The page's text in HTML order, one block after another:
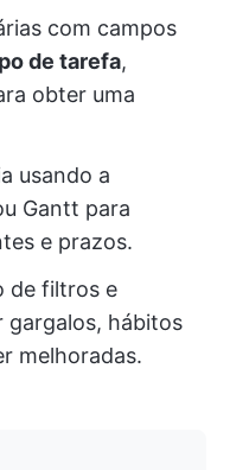
com campos
de tarefa,
obter uma
usando a
Gantt para
e prazos.
de filtros e
gargalos, hábitos
melhoradas.